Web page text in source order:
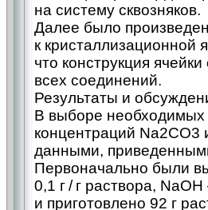
на систему сквозняков.
Далее было
к кристаллизационной
что конструкция
всех соединений.
Результаты и
В выборе необходимых
концентраций Na2CO3
данными,
Первоначально были
0,1 г / г раствора,
и приготовлено 92 г